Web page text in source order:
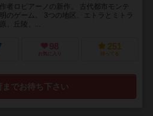
者ロピアーノの新作。 古代都市モンテ
のゲーム。 3つの地区、エトラとミトラ
、丘陵、...
98
お気に入り
251
持ってる
までお待ち下さい